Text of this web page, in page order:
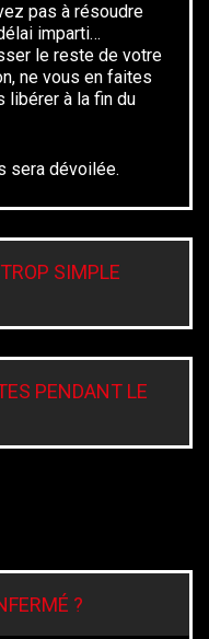
pas à résoudre
imparti…
le reste de votre
ne vous en faites
libérer à la fin du
sera dévoilée.
SIMPLE
PENDANT LE
?